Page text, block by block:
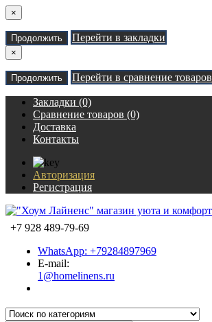
×
Продолжить Перейти в закладки
×
Продолжить Перейти в сравнение товаров
Закладки (0)
Сравнение товаров (0)
Доставка
Контакты
Авторизация
Регистрация
+7 928 489-79-69
WhatsApp: +79284897969
E-mail:
1@homelinens.ru